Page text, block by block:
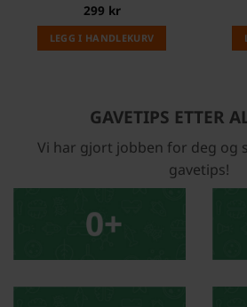
Vurdert5
av 5
299 kr
LEGG I HANDLEKURV
GAVETIPS ETTER
Vi har gjort jobben for deg og
gavetips!